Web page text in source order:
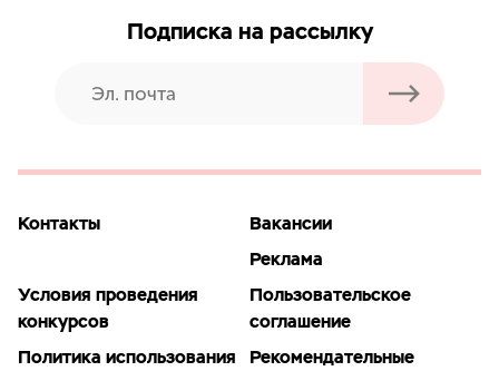
Подписка на рассылку
Контакты
Вакансии
Реклама
Условия проведения
конкурсов
Пользовательское
соглашение
Политика использования
Рекомендательные